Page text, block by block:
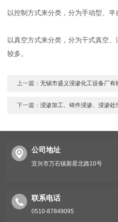
以控制方式来分类，分为手动型、半
以真空方式来分类，分为干式真空
较多。
上一篇：无锡市盛义浸渗化工设备厂有
下一篇：浸渗加工、铸件浸渗、浸渗处
公司地址
宜兴市万石镇新星北路10号
联系电话
0510-87849095